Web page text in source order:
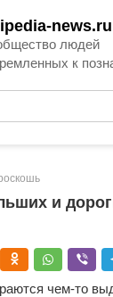
news.ru
людей
к
и
чем-то